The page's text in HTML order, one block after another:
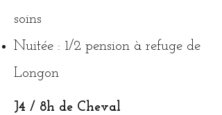
soins
Nuitée : 1/2 pension à refuge de
Longon
J4 / 8h de Cheval